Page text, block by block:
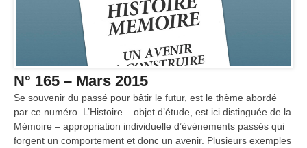
N° 165 – Mars 2015
Se souvenir du passé pour bâtir le futur, est le thème abordé
par ce numéro. L’Histoire – objet d’étude, est ici distinguée de la
Mémoire – appropriation individuelle d’évènements passés qui
forgent un comportement et donc un avenir. Plusieurs exemples